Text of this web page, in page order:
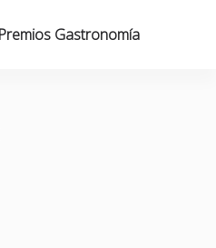
Premios Gastronomía